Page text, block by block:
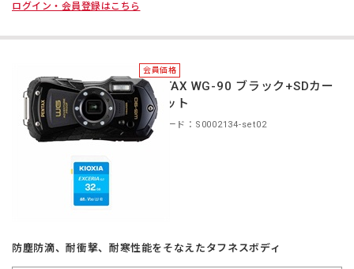
ログイン・会員登録はこちら
会員価格
PENTAX WG-90 ブラック+SDカー
ドセット
商品コード：S0002134-set02
防塵防滴、耐衝撃、耐寒性能をそなえたタフネスボディ